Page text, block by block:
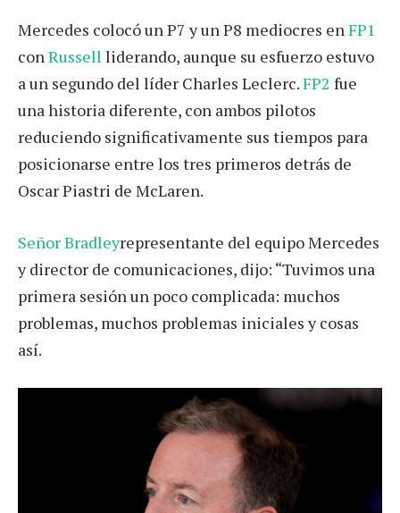
Mercedes colocó un P7 y un P8 mediocres enFP1
conRussell liderando, aunque su esfuerzo estuvo
a un segundo del líder Charles Leclerc.FP2 fue
una historia diferente, con ambos pilotos
reduciendo significativamente sus tiempos para
posicionarse entre los tres primeros detrás de
Oscar Piastri de McLaren.
Señor Bradleyrepresentante del equipo Mercedes
y director de comunicaciones, dijo: “Tuvimos una
primera sesión un poco complicada: muchos
problemas, muchos problemas iniciales y cosas
así.